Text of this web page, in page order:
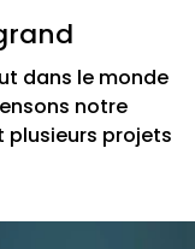
dans le monde
notre
plusieurs projets